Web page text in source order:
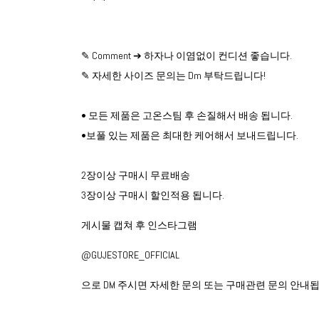
✎ Comment ➔ 하자나 이염없이 컨디션 좋습니다.
✎ 자세한 사이즈 문의는 Dm 부탁드립니다!
• 모든 제품은 고온스팀 후 손질해서 배송 됩니다.
•보풀 있는 제품은 최대한 케어해서 보내드립니다.
2장이상 구매시 무료배송
3장이상 구매시 할인적용 됩니다.
게시물 캡쳐 후 인스타그램
@GUJESTORE_OFFICIAL
으로 DM 주시면 자세한 문의 또는 구매관련 문의 안내